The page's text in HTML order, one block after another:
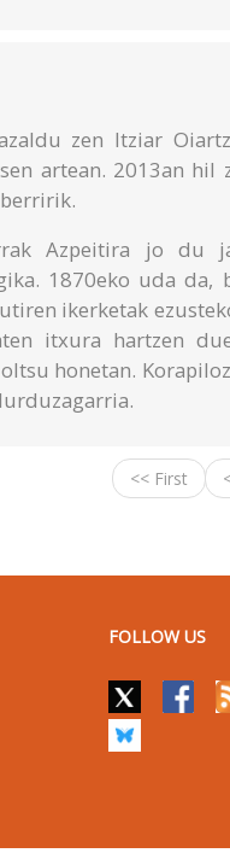
zen Itziar
artean. 2013an hil
Azpeitira jo du
1870eko uda da,
ikerketak
itxura hartzen
honetan.
<< First
FOLLOW US